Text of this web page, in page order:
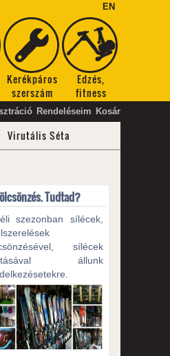
EN
Kerékpáros
szerszám
Edzés,
fitness
Rendeléseim Kosár
Virutális Séta
Tudtad?
szezonban sílécek,
sílécek
állunk